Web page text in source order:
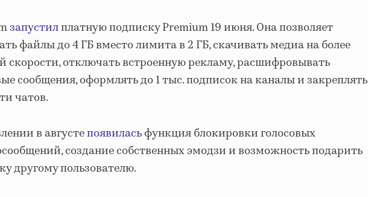
запустилплатную подписку Premium 19 июня. Она позволяет
файлы до 4 ГБ вместо лимита в 2 ГБ, скачивать медиа на более
скорости, отключать встроенную рекламу, расшифровывать
сообщения, оформлять до 1 тыс. подписок на каналы и закреплять
чатов.
в августепоявиласьфункция блокировки голосовых
создание собственных эмодзи и возможность подарить
другому пользователю.